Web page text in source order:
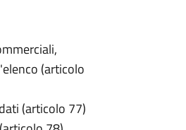
(articolo
(articolo 77)